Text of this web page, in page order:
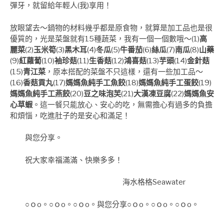
彈牙，就留給年輕人(我)享用！
放眼望去～鍋物的材料幾乎都是原食物，就算是加工品也是很
優質的，光是菜盤就有15種蔬菜，我有一個一個數哦～(1)高
麗菜(2)玉米筍(3)黑木耳(4)冬瓜(5)牛番茄(6)絲瓜(7)南瓜(8)山藥
(9)紅蘿蔔(10)袖珍菇(11)生香菇(12)鴻喜菇(13)芋頭(14)金針菇
(15)青江菜 ，原本搭配的菜盤不只這樣，還有一些加工品～
(16)香菇貢丸(17)媽媽魚純手工魚餃(18)媽媽魚純手工蛋餃(19)
媽媽魚純手工燕餃(20)豆之味泡芙(21)大漢凍豆腐(22)媽媽魚安
心草蝦 。這一餐只能放心、安心的吃，無需擔心有過多的負擔
和煩惱，吃進肚子的是安心和滿足！
與您分享。
祝大家幸福滿滿、快樂多多！
海水格格Seawater
○ｏo。○ｏo。○ｏo。與您分享○ｏo。○ｏo。○ｏo。